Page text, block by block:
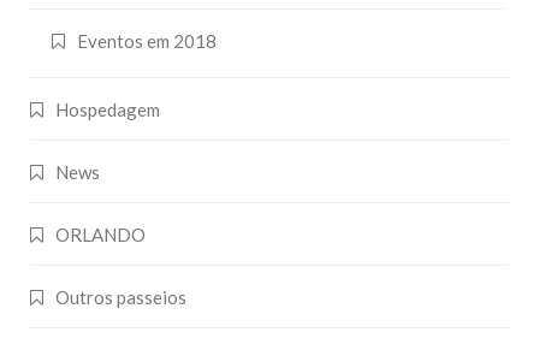
Eventos em 2018
Hospedagem
News
ORLANDO
Outros passeios